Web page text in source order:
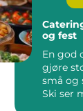
og fest
En god
gjøre
små og
Ski ser